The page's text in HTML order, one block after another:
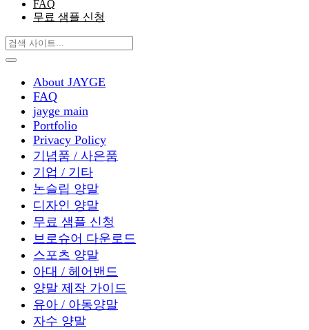
FAQ
무료 샘플 신청
About JAYGE
FAQ
jayge main
Portfolio
Privacy Policy
기념품 / 사은품
기업 / 기타
논슬립 양말
디자인 양말
무료 샘플 신청
브로슈어 다운로드
스포츠 양말
아대 / 헤어밴드
양말 제작 가이드
유아 / 아동양말
자수 양말